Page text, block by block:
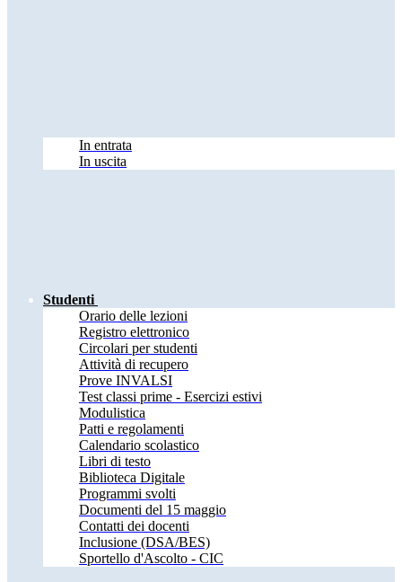
In entrata
In uscita
Studenti
Orario delle lezioni
Registro elettronico
Circolari per studenti
Attività di recupero
Prove INVALSI
Test classi prime - Esercizi estivi
Modulistica
Patti e regolamenti
Calendario scolastico
Libri di testo
Biblioteca Digitale
Programmi svolti
Documenti del 15 maggio
Contatti dei docenti
Inclusione (DSA/BES)
Sportello d'Ascolto - CIC